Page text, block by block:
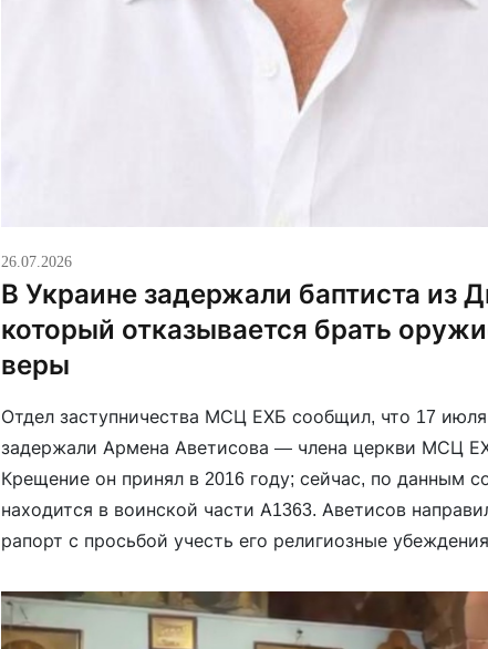
26.07.2026
В Украине задержали баптиста из
который отказывается брать
веры
Отдел заступничества МСЦ ЕХБ сообщил, что 17
задержали Армена Аветисова — члена церкви МСЦ
Крещение он принял в 2016 году; сейчас, по данным
находится в воинской части А1363. Аветисов
рапорт с просьбой учесть его религиозные